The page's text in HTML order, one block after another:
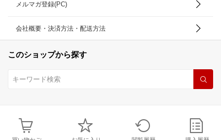
メルマガ登録(PC)
会社概要・決済方法・配送方法
このショップから探す